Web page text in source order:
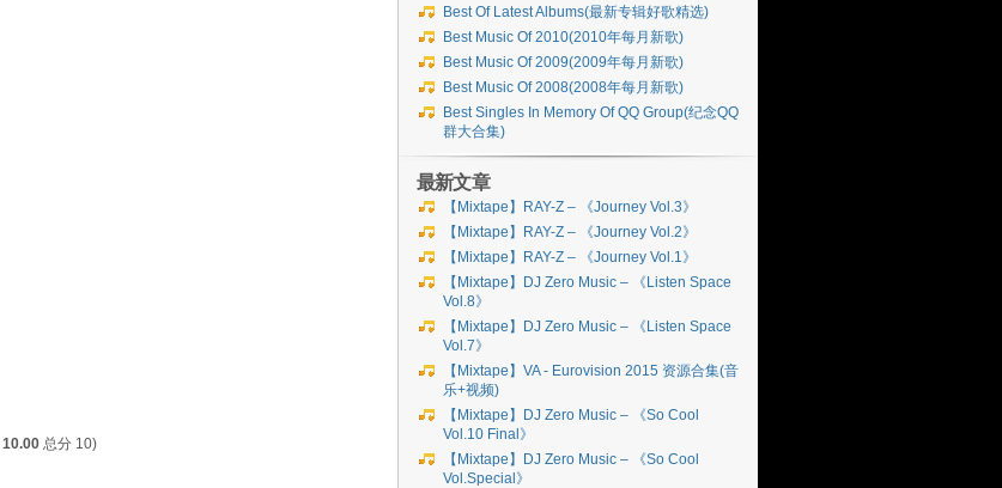
10.00 总分 10)
Best Of Latest Albums(最新专辑好歌精选)
Best Music Of 2010(2010年每月新歌)
Best Music Of 2009(2009年每月新歌)
Best Music Of 2008(2008年每月新歌)
Best Singles In Memory Of QQ Group(纪念QQ
群大合集)
最新文章
【Mixtape】RAY-Z – 《Journey Vol.3》
【Mixtape】RAY-Z – 《Journey Vol.2》
【Mixtape】RAY-Z – 《Journey Vol.1》
【Mixtape】DJ Zero Music – 《Listen Space
Vol.8》
【Mixtape】DJ Zero Music – 《Listen Space
Vol.7》
【Mixtape】VA - Eurovision 2015 资源合集(音
乐+视频)
【Mixtape】DJ Zero Music – 《So Cool
Vol.10 Final》
【Mixtape】DJ Zero Music – 《So Cool
Vol.Special》